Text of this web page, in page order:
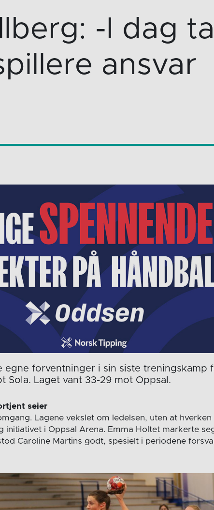
-I dag
ansvar
egne forventninger i sin siste treningskamp
Sola. Laget vant 33-29 mot Oppsal.
seier
Lagene vekslet om ledelsen, uten at
initiativet i Oppsal Arena. Emma Holtet markerte
Caroline Martins godt, spesielt i periodene